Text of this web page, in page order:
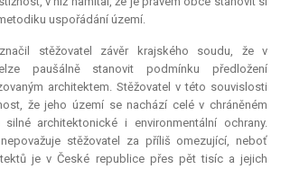
uspořádání území.
stěžovatel závěr krajského soudu, že v
paušálně stanovit podmínku předložení
architektem. Stěžovatel v této souvislosti
že jeho území se nachází celé v chráněném
architektonické i environmentální ochrany.
stěžovatel za příliš omezující, neboť
je v České republice přes pět tisíc a jejich